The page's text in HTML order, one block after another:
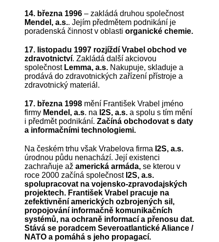
14. března 1996 – zakládá druhou společnost
Mendel, a.s.. Jejím předmětem podnikání je
poradenská činnost v oblasti organické chemie.
17. listopadu 1997 rozjíždí Vrabel obchod ve
zdravotnictví. Zakládá další akciovou
společnost Lemma, a.s. Nakupuje, skladuje a
prodává do zdravotnických zařízení přístroje a
zdravotnický materiál.
17. března 1998 mění František Vrabel jméno
firmy Mendel, a.s. na I2S, a.s. a spolu s tím mění
i předmět podnikání. Začíná obchodovat s daty
a informačními technologiemi.
Na českém trhu však Vrabelova firma I2S, a.s.
úrodnou půdu nenachází. Její existenci
zachraňuje až americká armáda, se kterou v
roce 2000 začíná společnostI2S, a.s.
spolupracovat na vojensko-zpravodajských
projektech. František Vrabel pracuje na
zefektivnění amerických ozbrojených sil,
propojování informačně komunikačních
systémů, na ochraně informací a přenosu dat.
Stává se poradcem Severoatlantické Aliance /
NATO a pomáhá s jeho propagací.